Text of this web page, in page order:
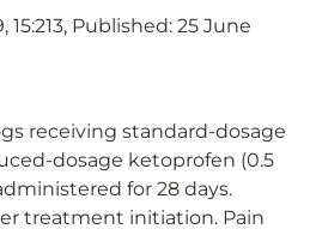
Published: 25 June
receiving standard-dosage
dosage ketoprofen (0.5
for 28 days.
treatment initiation. Pain